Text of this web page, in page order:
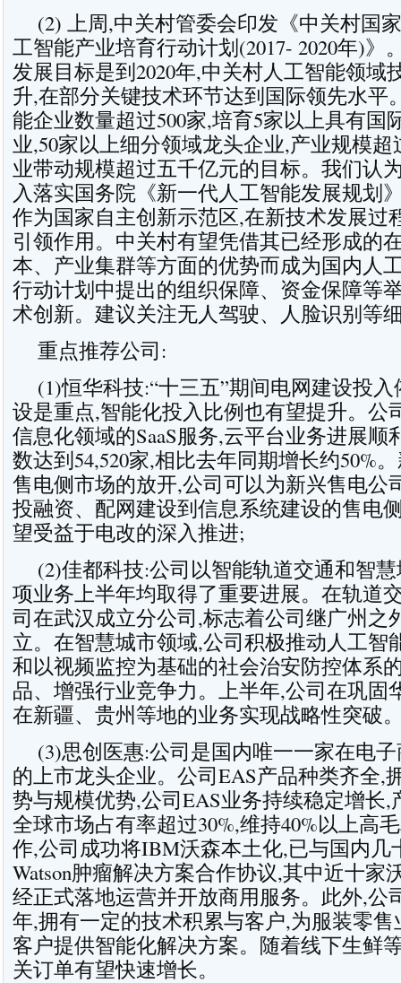
(2) 上周,中关村管委会印发《中关村国
工智能产业培育行动计划(2017- 2020年)》
发展目标是到2020年,中关村人工智能领域
升,在部分关键技术环节达到国际领先水平
能企业数量超过500家,培育5家以上具有国
业,50家以上细分领域龙头企业,产业规模超
业带动规模超过五千亿元的目标。我们认
入落实国务院《新一代人工智能发展规划
作为国家自主创新示范区,在新技术发展过
引领作用。中关村有望凭借其已经形成的
本、产业集群等方面的优势而成为国内人
行动计划中提出的组织保障、资金保障等
术创新。建议关注无人驾驶、人脸识别等
重点推荐公司:
(1)恒华科技:“十三五”期间电网建设投
设是重点,智能化投入比例也有望提升。公
信息化领域的SaaS服务,云平台业务进展顺
数达到54,520家,相比去年同期增长约50%
售电侧市场的放开,公司可以为新兴售电公
投融资、配网建设到信息系统建设的售电
望受益于电改的深入推进;
(2)佳都科技:公司以智能轨道交通和智
项业务上半年均取得了重要进展。在轨道
司在武汉成立分公司,标志着公司继广州之
立。在智慧城市领域,公司积极推动人工智
和以视频监控为基础的社会治安防控体系
品、增强行业竞争力。上半年,公司在巩固
在新疆、贵州等地的业务实现战略性突破
(3)思创医惠:公司是国内唯一一家在电
的上市龙头企业。公司EAS产品种类齐全,
势与规模优势,公司EAS业务持续稳定增长,
全球市场占有率超过30%,维持40%以上高
作,公司成功将IBM沃森本土化,已与国内几
Watson肿瘤解决方案合作协议,其中近十家
经正式落地运营并开放商用服务。此外,公
年,拥有一定的技术积累与客户,为服装零
客户提供智能化解决方案。随着线下生鲜
关订单有望快速增长。